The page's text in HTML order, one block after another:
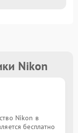
Nikon
Nikon в
бесплатно